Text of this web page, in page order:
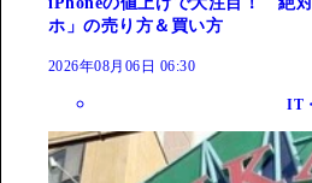
ホ」の売り方＆買い方
2026年08月06日 06:30
IT